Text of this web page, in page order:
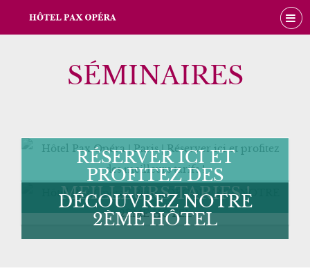
SÉMINAIRES
RÉSERVER ICI ET
PROFITEZ DES
MEILLEURS TARIFS !
DÉCOUVREZ NOTRE
2ÈME HÔTEL